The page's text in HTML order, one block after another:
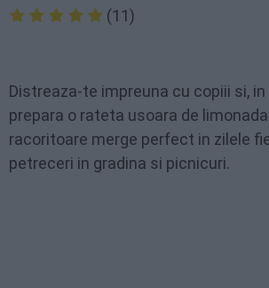
(11)
Distreaza-te impreuna cu copiii si,
prepara o rateta usoara de
racoritoare merge perfect in zilele
petreceri in gradina si picnicuri.